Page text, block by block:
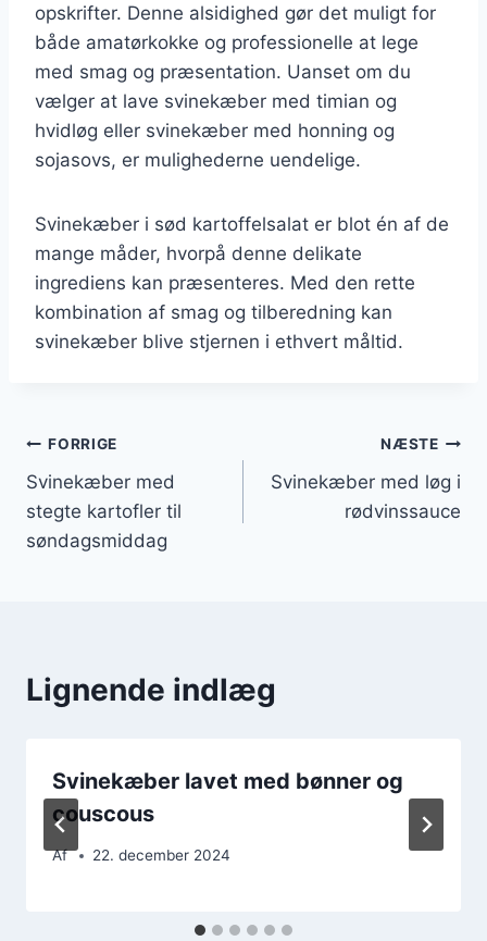
opskrifter. Denne alsidighed gør det muligt for
både amatørkokke og professionelle at lege
med smag og præsentation. Uanset om du
vælger at lave svinekæber med timian og
hvidløg eller svinekæber med honning og
sojasovs, er mulighederne uendelige.
Svinekæber i sød kartoffelsalat er blot én af de
mange måder, hvorpå denne delikate
ingrediens kan præsenteres. Med den rette
kombination af smag og tilberedning kan
svinekæber blive stjernen i ethvert måltid.
Indlægsnavigation
FORRIGE
Svinekæber med
stegte kartofler til
søndagsmiddag
NÆSTE
Svinekæber med løg i
rødvinssauce
Lignende indlæg
Svinekæber lavet med bønner og
couscous
Af 22. december 2024